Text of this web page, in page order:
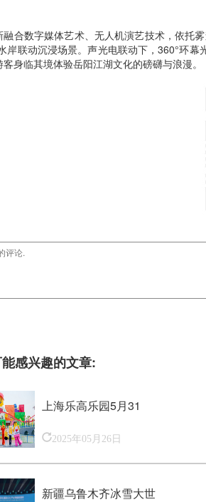
融合数字媒体艺术、无人机演艺技术，依托
岸联动沉浸场景。声光电联动下，360°环
身临其境体验岳阳江湖文化的磅礴与浪漫。
感兴趣的文章:
上海乐高乐园5月31
2025年05月26日
新疆乌鲁木齐冰雪大世